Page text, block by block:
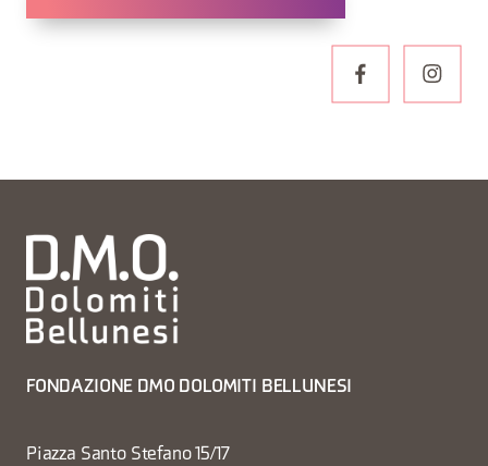
FONDAZIONE DMO DOLOMITI BELLUNESI
Piazza Santo Stefano 15/17